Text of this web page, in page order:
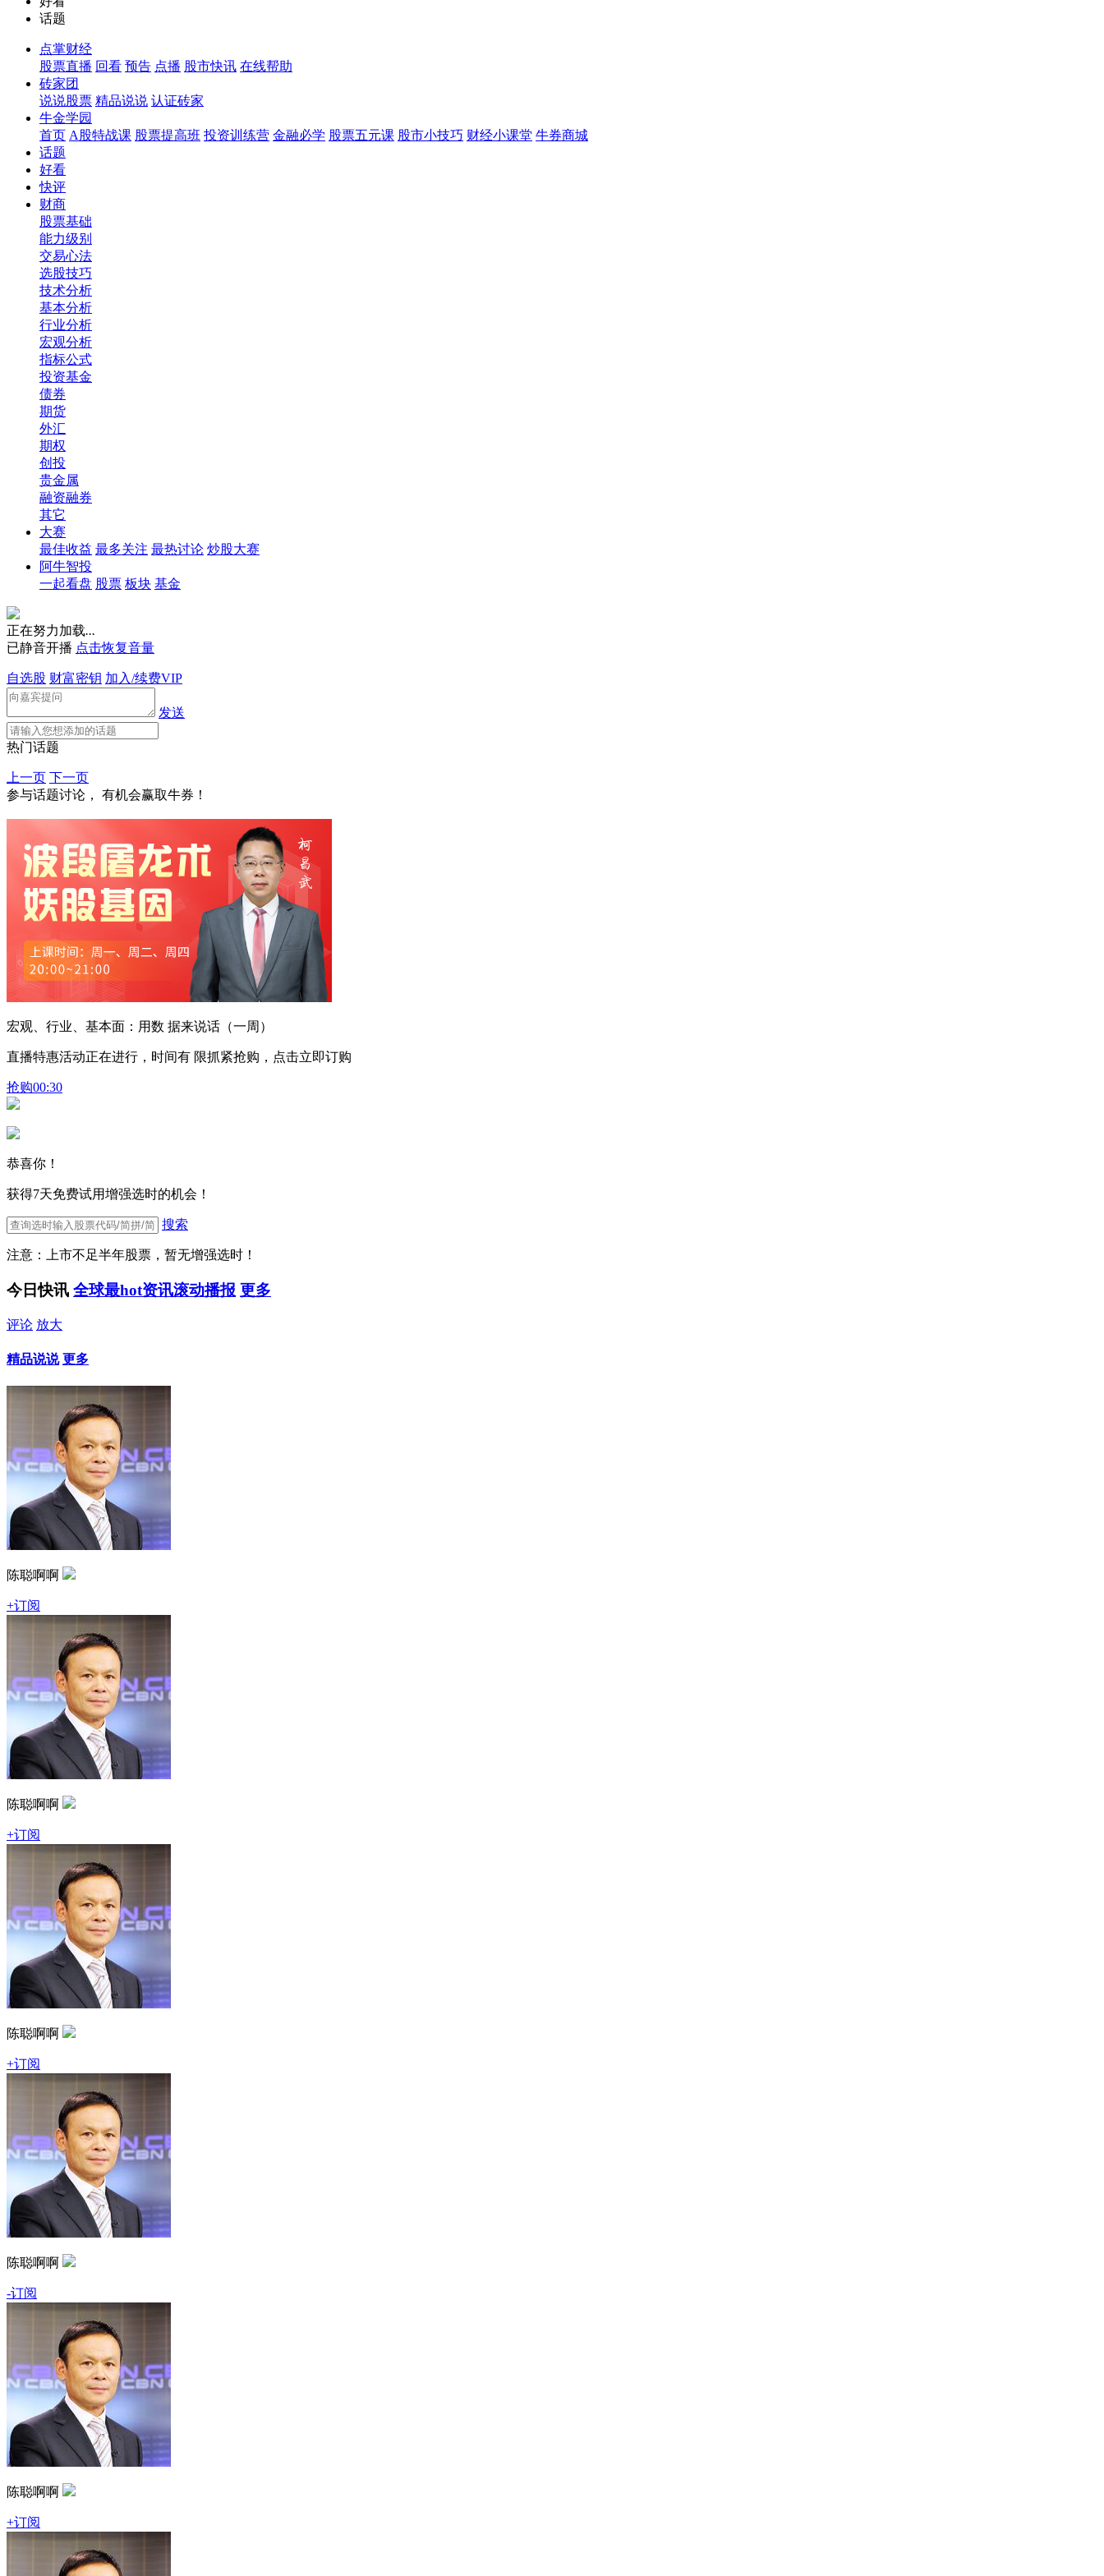
话题
点掌财经
股票直播 回看 预告 点播 股市快讯 在线帮助
砖家团
说说股票 精品说说 认证砖家
牛金学园
首页 A股特战课 股票提高班 投资训练营 金融必学 股票五元课 股市小技巧 财经小课堂 牛券商城
话题
好看
快评
财商
股票基础
能力级别
交易心法
选股技巧
技术分析
基本分析
行业分析
宏观分析
指标公式
投资基金
债券
期货
外汇
期权
创投
贵金属
融资融券
其它
大赛
最佳收益 最多关注 最热讨论 炒股大赛
阿牛智投
一起看盘 股票 板块 基金
正在努力加载...
已静音开播 点击恢复音量
自选股 财富密钥 加入/续费VIP
发送
热门话题
上一页 下一页
参与话题讨论， 有机会赢取牛券！
宏观、行业、基本面：用数 据来说话（一周）
直播特惠活动正在进行，时间有 限抓紧抢购，点击立即订购
抢购00:30
恭喜你！
获得7天免费试用增强选时的机会！
搜索
注意：上市不足半年股票，暂无增强选时！
今日快讯 全球最hot资讯滚动播报 更多
评论 放大
精品说说 更多
陈聪啊啊
+订阅
陈聪啊啊
+订阅
陈聪啊啊
+订阅
陈聪啊啊
-订阅
陈聪啊啊
+订阅